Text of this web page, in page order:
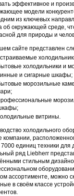
эффективное и
модели
из ключевых
об окружающей среде,
для природы и
сайте представлен
холодильники и
и сигарные шкафы;
морозильные
витрины.
холодильного
компании,
единиц техники
ряд Liebherr
стильным
ассортименте, можно
в своём классе